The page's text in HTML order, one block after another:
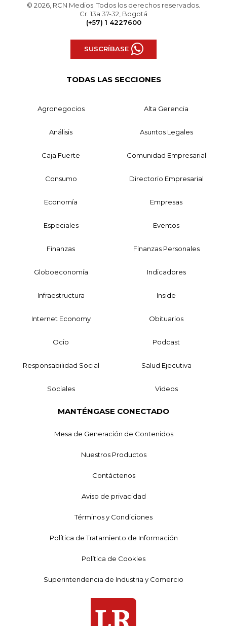
© 2026, RCN Medios. Todos los derechos reservados.
Cr. 13a 37-32, Bogotá
(+57) 1 4227600
SUSCRÍBASE
TODAS LAS SECCIONES
Agronegocios Alta Gerencia
Análisis Asuntos Legales
Caja Fuerte Comunidad Empresarial
Consumo Directorio Empresarial
Economía Empresas
Especiales Eventos
Finanzas Finanzas Personales
Globoeconomía Indicadores
Infraestructura Inside
Internet Economy Obituarios
Ocio Podcast
Responsabilidad Social Salud Ejecutiva
Sociales Videos
MANTÉNGASE CONECTADO
Mesa de Generación de Contenidos
Nuestros Productos
Contáctenos
Aviso de privacidad
Términos y Condiciones
Política de Tratamiento de Información
Política de Cookies
Superintendencia de Industria y Comercio